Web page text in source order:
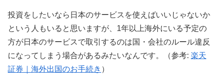
投資をしたいなら日本のサービスを使えばいいじゃないか
という人もいると思いますが、1年以上海外にいる予定の
方が日本のサービスで取引するのは国・会社のルール違反
になってしまう場合があるみたいなんです。（参考: 楽天
証券｜海外出国のお手続き ）